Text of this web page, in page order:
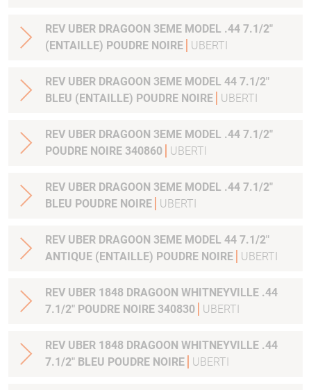
REV UBER DRAGOON 3EME MODEL .44 7.1/2"
(ENTAILLE) POUDRE NOIRE
UBERTI
REV UBER DRAGOON 3EME MODEL 44 7.1/2"
BLEU (ENTAILLE) POUDRE NOIRE
UBERTI
REV UBER DRAGOON 3EME MODEL .44 7.1/2"
POUDRE NOIRE 340860
UBERTI
REV UBER DRAGOON 3EME MODEL .44 7.1/2"
BLEU POUDRE NOIRE
UBERTI
REV UBER DRAGOON 3EME MODEL 44 7.1/2"
ANTIQUE (ENTAILLE) POUDRE NOIRE
UBERTI
REV UBER 1848 DRAGOON WHITNEYVILLE .44
7.1/2" POUDRE NOIRE 340830
UBERTI
REV UBER 1848 DRAGOON WHITNEYVILLE .44
7.1/2" BLEU POUDRE NOIRE
UBERTI